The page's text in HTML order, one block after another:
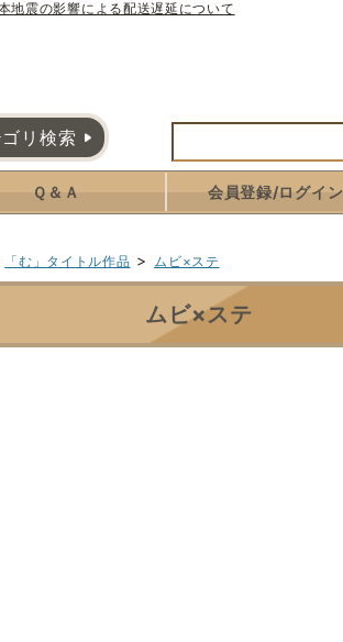
地震の影響による配送遅延について
リ検索
Ｑ＆Ａ 会員登録/ログイン
「む」タイトル作品 > ムビ×ステ
ムビ×ステ